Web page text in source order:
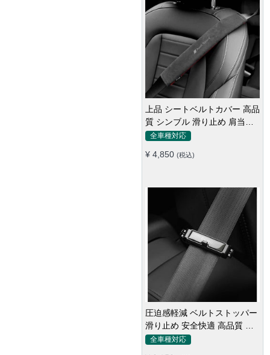
上品 シートベルトカバー 高品
質 シンブル 滑り止め 肩当て
パッド 圧迫感軽減
全車種対応
¥ 4,850 (税込)
圧迫感軽減 ベルトストッパー
滑り止め 安全快適 高品質 テ
ープクリップ 快適 2個セット
全車種対応